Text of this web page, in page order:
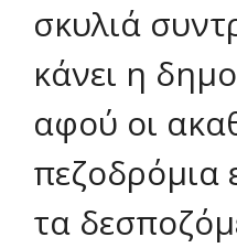
σκυλιά
κάνει η
αφού οι
πεζοδρόμια
τα